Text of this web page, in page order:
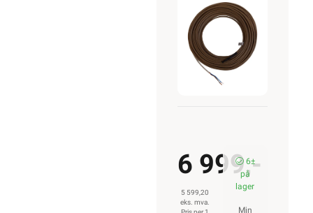
160 m
230V
6 999,-
5 599,20
eks. mva.
6±
på
lager
Min